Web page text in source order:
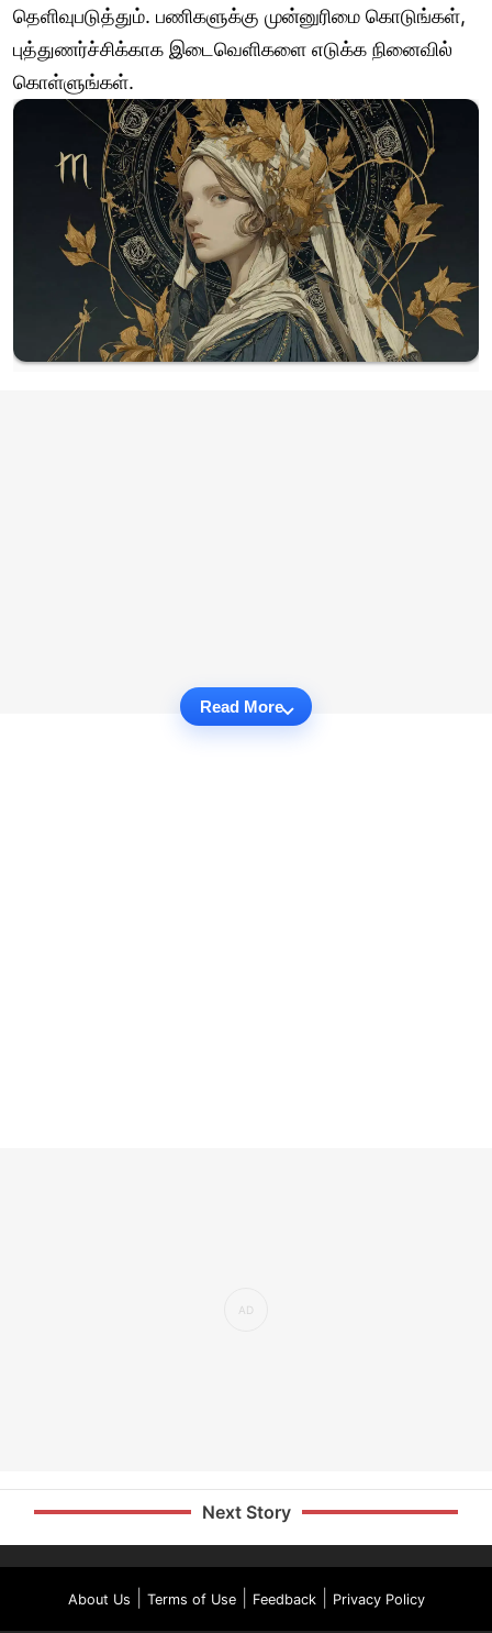
தெளிவுபடுத்தும். பணிகளுக்கு முன்னுரிமை கொடுங்கள்,
புத்துணர்ச்சிக்காக இடைவெளிகளை எடுக்க நினைவில்
கொள்ளுங்கள்.
Read More
Next Story
About Us Terms of Use| Feedback| Privacy Policy